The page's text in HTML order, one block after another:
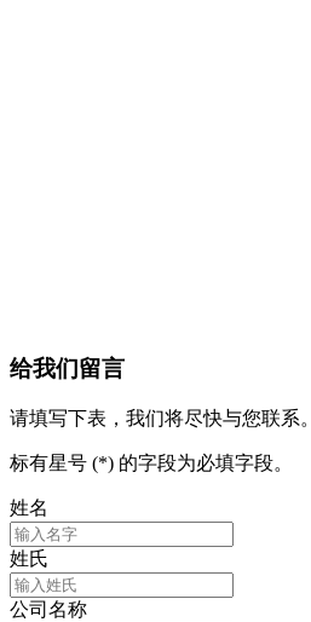
给我们留言
请填写下表，我们将尽快与您联系。
标有星号 (*) 的字段为必填字段。
姓名
姓氏
公司名称